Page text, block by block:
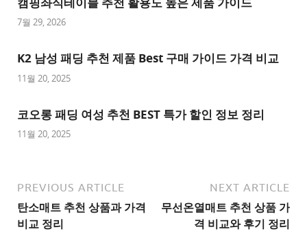
트
천
사
트
1
사
이
트
7월 29, 2026
K2 남성 패딩 추천 제품 Best 구매 가이드 가격 비교
11월 20, 2025
코오롱 패딩 여성 추천 BEST 특가 할인 정보 정리
11월 20, 2025
PREVIOUS ARTICLE
탄소매트 추천 상품과 가격
비교 정리
NEXT ARTICLE
무선온열매트 추천 상품 가
격 비교와 후기 정리